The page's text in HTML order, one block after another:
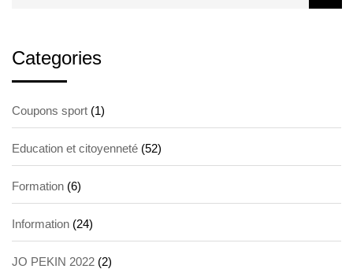
Categories
Coupons sport (1)
Education et citoyenneté (52)
Formation (6)
Information (24)
JO PEKIN 2022 (2)